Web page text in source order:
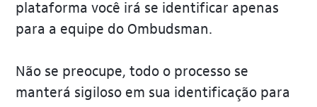
plataforma você irá se identificar apenas
para a equipe do Ombudsman.
Não se preocupe, todo o processo se
manterá sigiloso em sua identificação para